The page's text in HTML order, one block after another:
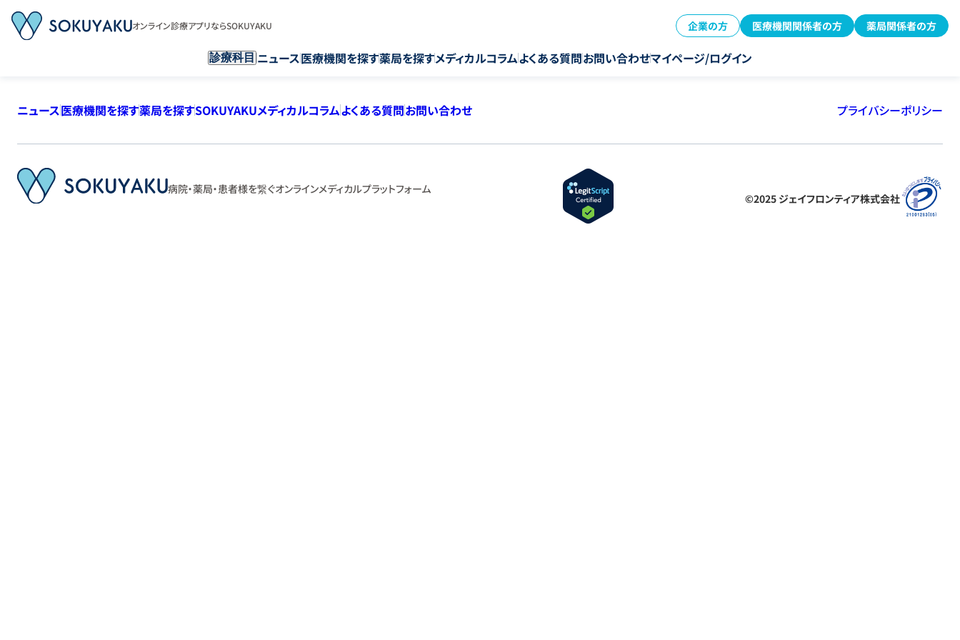
オンライン診療アプリならSOKUYAKU 企業の方 医療機関関係者の方 薬局関係者の方
診療科目 ニュース医療機関を探す薬局を探すメディカルコラムよくある質問お問い合わせマイページ/ログイン
ニュース医療機関を探す薬局を探すSOKUYAKUメディカルコラムよくある質問お問い合わせ プライバシーポリシー
病院・薬局・患者様を繋ぐオンラインメディカルプラットフォーム
©2025 ジェイフロンティア株式会社